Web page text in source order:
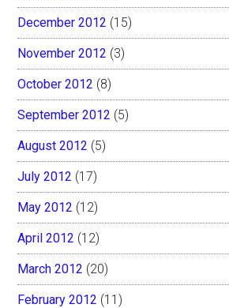
December 2012 (15)
November 2012 (3)
October 2012 (8)
September 2012 (5)
August 2012 (5)
July 2012 (17)
May 2012 (12)
April 2012 (12)
March 2012 (20)
February 2012 (11)